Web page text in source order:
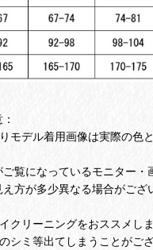
モデル着用画像は実際の色
覧になっているモニター・
方が多少異なる場合がござ
クリーニングをおススメしま
シミ等出てしまうことがご